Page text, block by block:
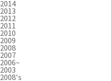
2014
2013
2012
2011
2010
2009
2008
2007
2006~
2003
2008's